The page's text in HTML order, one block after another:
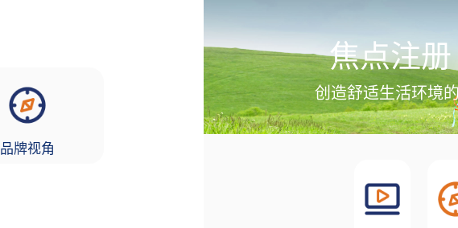
品牌视角
焦点注
创造舒适生活环境